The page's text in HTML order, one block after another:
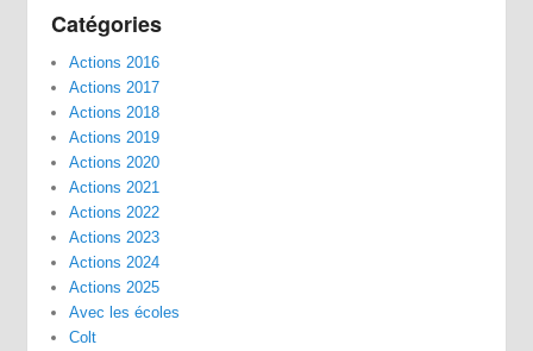
Catégories
Actions 2016
Actions 2017
Actions 2018
Actions 2019
Actions 2020
Actions 2021
Actions 2022
Actions 2023
Actions 2024
Actions 2025
Avec les écoles
Colt